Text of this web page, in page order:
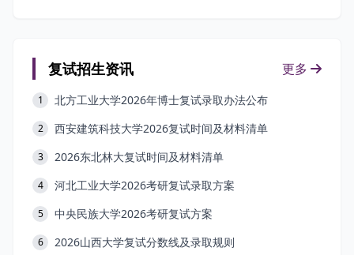
复试招生资讯 更多
1 北方工业大学2026年博士复试录取办法公布
2 西安建筑科技大学2026复试时间及材料清单
3 2026东北林大复试时间及材料清单
4 河北工业大学2026考研复试录取方案
5 中央民族大学2026考研复试方案
6 2026山西大学复试分数线及录取规则